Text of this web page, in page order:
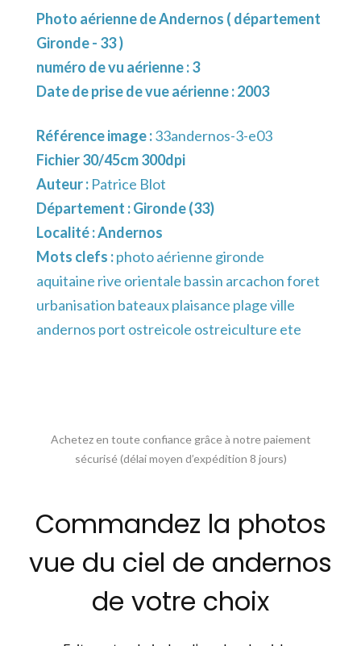
Photo aérienne de Andernos ( département
Gironde - 33 )
numéro de vu aérienne : 3
Date de prise de vue aérienne : 2003
Référence image :33andernos-3-e03
Fichier 30/45cm 300dpi
Auteur : Patrice Blot
Département :Gironde (33)
Localité :Andernos
Mots clefs :photo aérienne gironde
aquitaine rive orientale bassin arcachon foret
urbanisation bateaux plaisance plage ville
andernos port ostreicole ostreiculture ete
Achetez en toute confiance grâce à notre paiement
sécurisé (délai moyen d’expédition 8 jours)
Commandez la photos
vue du ciel de andernos
de votre choix